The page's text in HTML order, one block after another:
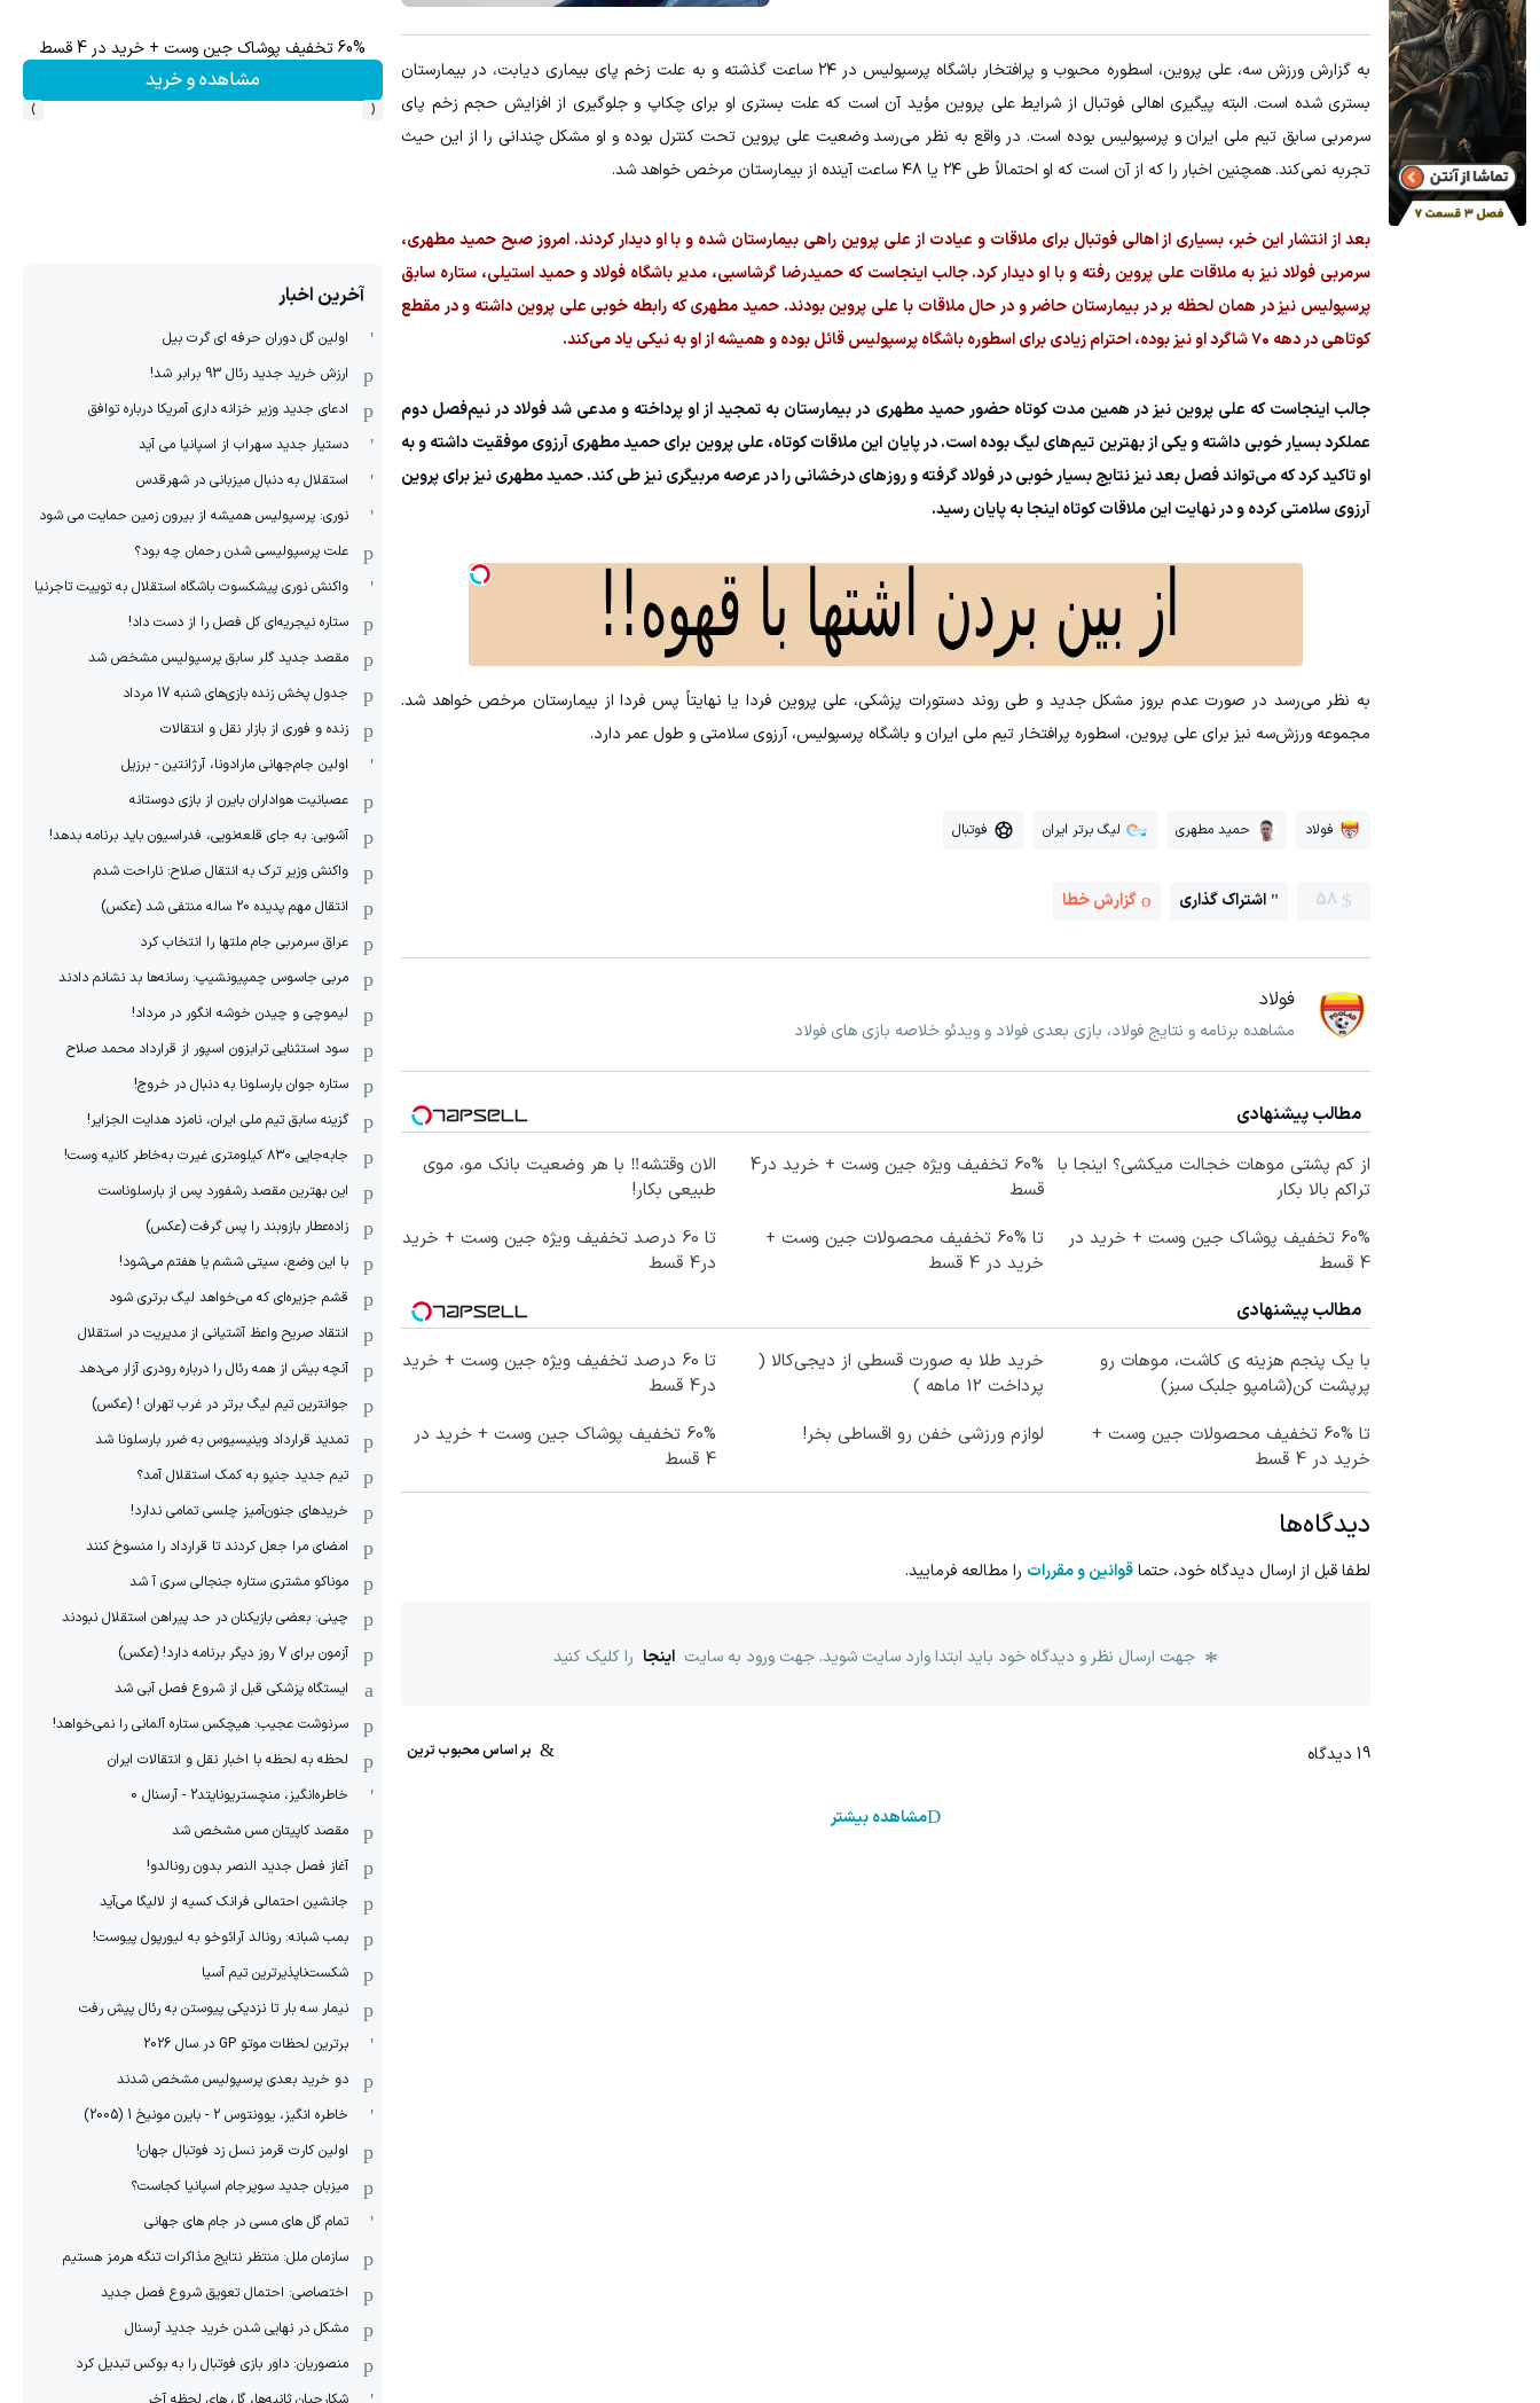
به گزارش ورزش سه، علی پروین، اسطوره محبوب و پرافتخار باشگاه پرسپولیس در ۲۴ ساعت گذشته و به علت زخم پای بیماری دیابت، در بیمارستان
بستری شده است. البته پیگیری اهالی فوتبال از شرایط علی پروین مؤید آن است که علت بستری او برای چکاپ و جلوگیری از افزایش حجم زخم پای
سرمربی سابق تیم ملی ایران و پرسپولیس بوده است. در واقع به نظر می‌رسد وضعیت علی پروین تحت کنترل بوده و او مشکل چندانی را از این حیث
تجربه نمی‌کند. همچنین اخبار را که از آن است که او احتمالاً طی ۲۴ یا ۴۸ ساعت آینده از بیمارستان مرخص خواهد شد.
بعد از انتشار این خبر، بسیاری از اهالی فوتبال برای ملاقات و عیادت از علی پروین راهی بیمارستان شده و با او دیدار کردند. امروز صبح حمید مطهری،
سرمربی فولاد نیز به ملاقات علی پروین رفته و با او دیدار کرد. جالب اینجاست که حمیدرضا گرشاسبی، مدیر باشگاه فولاد و حمید استیلی، ستاره سابق
پرسپولیس نیز در همان لحظه بر در بیمارستان حاضر و در حال ملاقات با علی پروین بودند. حمید مطهری که رابطه خوبی علی پروین داشته و در مقطع
کوتاهی در دهه ۷۰ شاگرد او نیز بوده، احترام زیادی برای اسطوره باشگاه پرسپولیس قائل بوده و همیشه از او به نیکی یاد می‌کند.
جالب اینجاست که علی پروین نیز در همین مدت کوتاه حضور حمید مطهری در بیمارستان به تمجید از او پرداخته و مدعی شد فولاد در نیم‌فصل دوم
عملکرد بسیار خوبی داشته و یکی از بهترین تیم‌های لیگ بوده است. در پایان این ملاقات کوتاه، علی پروین برای حمید مطهری آرزوی موفقیت داشته و به
او تاکید کرد که می‌تواند فصل بعد نیز نتایج بسیار خوبی در فولاد گرفته و روزهای درخشانی را در عرصه مربیگری نیز طی کند. حمید مطهری نیز برای پروین
آرزوی سلامتی کرده و در نهایت این ملاقات کوتاه اینجا به پایان رسید.
به نظر می‌رسد در صورت عدم بروز مشکل جدید و طی روند دستورات پزشکی، علی پروین فردا یا نهایتاً پس فردا از بیمارستان مرخص خواهد شد.
مجموعه ورزش‌سه نیز برای علی پروین، اسطوره پرافتخار تیم ملی ایران و باشگاه پرسپولیس، آرزوی سلامتی و طول عمر دارد.
فولاد حمید مطهری لیگ برتر ایران فوتبال
58 اشتراک گذاری گزارش خطا
فولاد
مشاهده برنامه و نتایج فولاد، بازی بعدی فولاد و ویدئو خلاصه بازی های فولاد
مطالب پیشنهادی
از کم پشتی موهات خجالت میکشی؟ اینجا با
تراکم بالا بکار
60% تخفیف ویژه جین وست + خرید در4
قسط
الان وقتشه‼️ با هر وضعیت بانک مو، موی
طبیعی بکار!
60% تخفیف پوشاک جین وست + خرید در
4 قسط
تا %60 تخفیف محصولات جین وست +
خرید در 4 قسط
تا 60 درصد تخفیف ویژه جین وست + خرید
در4 قسط
مطالب پیشنهادی
با یک پنجم هزینه ی کاشت، موهات رو
پرپشت کن(شامپو جلبک سبز)
خرید طلا به صورت قسطی از دیجی‌کالا (
پرداخت 12 ماهه )
تا 60 درصد تخفیف ویژه جین وست + خرید
در4 قسط
تا %60 تخفیف محصولات جین وست +
خرید در 4 قسط
لوازم ورزشی خفن رو اقساطی بخر!
60% تخفیف پوشاک جین وست + خرید در
4 قسط
دیدگاه‌ها
لطفا قبل از ارسال دیدگاه خود، حتماقوانین و مقررات را مطالعه فرمایید.
جهت ارسال نظر و دیدگاه خود باید ابتدا وارد سایت شوید. جهت ورود به سایت اینجا را کلیک کنید
19 دیدگاه
مشاهده بیشتر
60% تخفیف پوشاک جین وست + خرید در 4 قسط
مشاهده و خرید مشاهده و خرید کلیک کن!
تا %60 تخفیف محصولات جین وست + خرید در 4 قسط
مشاهده و خرید
‹
›
آخرین اخبار
اولین گل دوران حرفه ای گرت بیل
ارزش خرید جدید رئال 93 برابر شد!
ادعای جدید وزیر خزانه داری آمریکا درباره توافق
دستیار جدید سهراب از اسپانیا می آید
استقلال به دنبال میزبانی در شهرقدس
نوری: پرسپولیس همیشه از بیرون زمین حمایت می شود
علت پرسپولیسی شدن رحمان چه بود؟
واکنش نوری پیشکسوت باشگاه استقلال به توییت تاجرنیا
ستاره نیجریه‌ای کل فصل را از دست داد!
مقصد جدید گلر سابق پرسپولیس مشخص شد
جدول پخش زنده بازی‌های شنبه 17 مرداد
زنده و فوری از بازار نقل و انتقالات
اولین جام‌جهانی مارادونا، آرژانتین - برزیل
عصبانیت هواداران بایرن از بازی دوستانه
آشوبی: به جای قلعه‌نویی، فدراسیون باید برنامه بدهد!
واکنش وزیر ترک به انتقال صلاح: ناراحت شدم
انتقال مهم پدیده 20 ساله منتفی شد (عکس)
عراق سرمربی جام ملتها را انتخاب کرد
مربی جاسوس چمپیونشیپ: رسانه‌ها بد نشانم دادند
لیموچی و چیدن خوشه انگور در مرداد!
سود استثنایی ترابزون اسپور از قرارداد محمد صلاح
ستاره جوان بارسلونا به دنبال در خروج!
گزینه سابق تیم ملی ایران، نامزد هدایت الجزایر!
جابه‌جایی ۸۳۰ کیلومتری غیرت به‌خاطر کانیه وست!
این بهترین مقصد رشفورد پس از بارسلوناست
زاده‌عطار بازوبند را پس گرفت (عکس)
با این وضع، سیتی ششم یا هفتم می‌شود!
قشم جزیره‌ای که می‌خواهد لیگ برتری شود
انتقاد صریح واعظ آشتیانی از مدیریت در استقلال
آنچه بیش از همه رئال را درباره رودری آزار می‌دهد
جوانترین تیم لیگ برتر در غرب تهران ! (عکس)
تمدید قرارداد وینیسیوس به ضرر بارسلونا شد
تیم جدید جنپو به کمک استقلال آمد؟
خریدهای جنون‌آمیز چلسی تمامی ندارد!
امضای مرا جعل کردند تا قرارداد را منسوخ کنند
موناکو مشتری ستاره جنجالی سری آ شد
چینی: بعضی بازیکنان در حد پیراهن استقلال نبودند
آزمون برای 7 روز دیگر برنامه دارد! (عکس)
ایستگاه پزشکی قبل از شروع فصل آبی شد
سرنوشت عجیب: هیچکس ستاره آلمانی را نمی‌خواهد!
لحظه به لحظه با اخبار نقل و انتقالات ایران
خاطره‌انگیز، منچستریونایتد2 - آرسنال 0
مقصد کاپیتان مس مشخص شد
آغاز فصل جدید النصر بدون رونالدو!
جانشین احتمالی فرانک کسیه از لالیگا می‌آید
بمب شبانه: رونالد آرائوخو به لیورپول پیوست!
شکست‌ناپذیرترین تیم آسیا
نیمار سه بار تا نزدیکی پیوستن به رئال پیش رفت
برترین لحظات موتو GP در سال 2026
دو خرید بعدی پرسپولیس مشخص شدند
خاطره انگیز، یوونتوس 2 - بایرن مونیخ 1 (2005)
اولین کارت قرمز نسل زد فوتبال جهان!
میزبان جدید سوپرجام اسپانیا کجاست؟
تمام گل های مسی در جام های جهانی
سازمان ملل: منتظر نتایج مذاکرات تنگه هرمز هستیم
اختصاصی: احتمال تعویق شروع فصل جدید
مشکل در نهایی شدن خرید جدید آرسنال
منصوریان: داور بازی فوتبال را به بوکس تبدیل کرد